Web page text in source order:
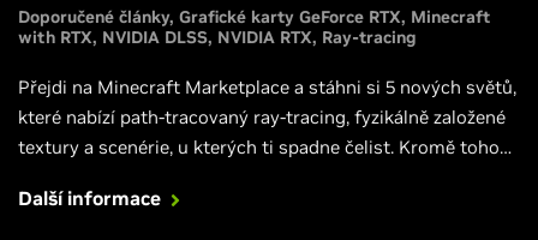
Doporučené články Grafické karty GeForce RTX Minecraft
with RTX NVIDIA DLSS NVIDIA RTX Ray-tracing
Přejdi na Minecraft Marketplace a stáhni si 5 nových světů,
které nabízí path-tracovaný ray-tracing, fyzikálně založené
textury a scenérie, u kterých ti spadne čelist. Kromě toho
ray-tracing a celkový herní zážiteky.
Další informace